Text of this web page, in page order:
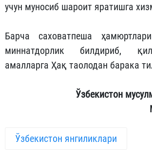
учун муносиб шароит яратишга
Барча саховатпеша
миннатдорлик билдириб,
амалларга Ҳақ таолодан барака
Ўзбекистон
Ўзбекистон янгиликлари